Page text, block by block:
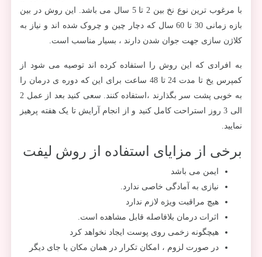
با مرغوب ترین نوع نخ بین 2 تا 5 سال می باشد. این روش در بین
بازه زمانی 30 تا 60 سال که دچار چین و چروک شده اند و نیاز به
کلاژن سازی جهت جوان شدن دارند ، بسیار مناسب است.
به افرادی که این روش را استفاده کرده اند توصیه می شود از
کمپرس یخ تا مدت 24 تا 48 ساعت برای این که دوره ی درمان را
به خوبی پشت سر بگذارند ،استفاده کنند. سعی کنید بعد از عمل 2
الی 3 روز استراحت کامل کنید و از انجام آرایش تا یک هفته پرهیز
نمایید.
برخی از مزایای استفاده از روش لیفت
ایمن می باشد
نیازی به آمادگی خاصی ندارد.
هیچ مراقبت ویژه لازم ندارد
اثرات درمان بلافاصله قابل مشاهده است.
هیچگونه زخمی روی پوست ایجاد نخواهد کرد
در صورت لزوم ، امکان تکرار در همان مکان یا جای دیگر